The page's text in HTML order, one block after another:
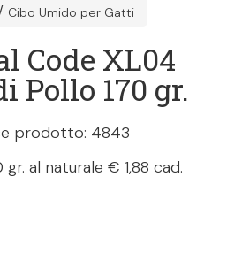
Cibo Umido per Gatti
Code XL04
Pollo 170 gr.
prodotto: 4843
al naturale € 1,88 cad.